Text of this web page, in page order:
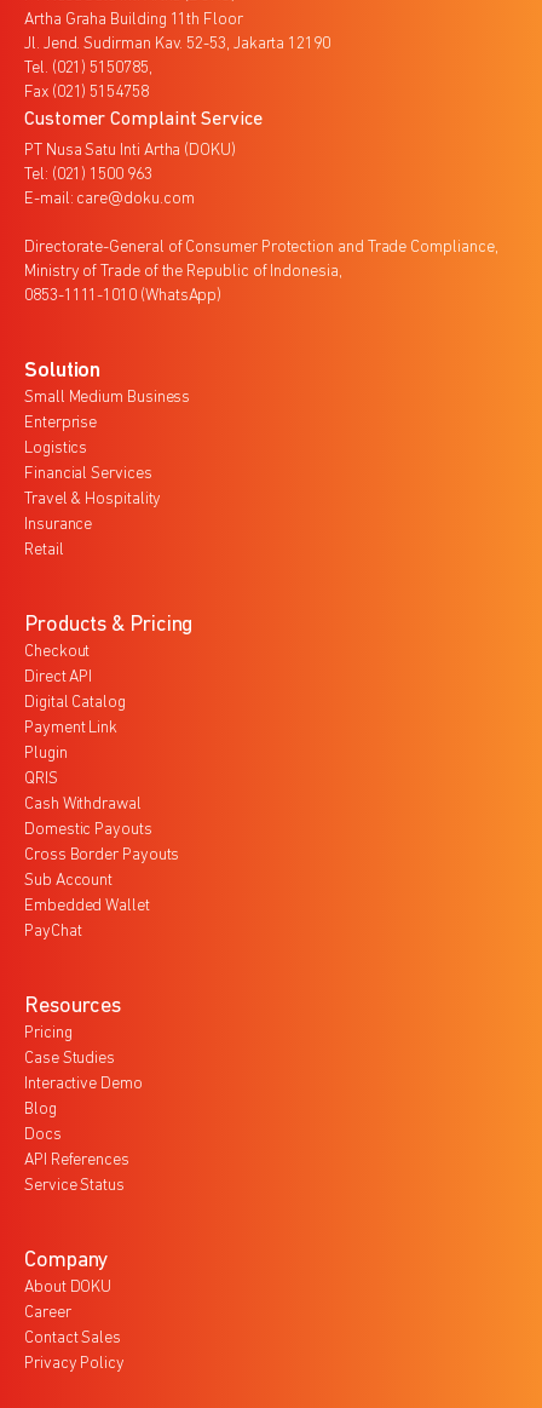
Artha Graha Building 11th Floor
Jl. Jend. Sudirman Kav. 52-53, Jakarta 12190
Tel. (021) 5150785,
Fax (021) 5154758
Customer Complaint Service
PT Nusa Satu Inti Artha (DOKU)
Tel: (021) 1500 963
E-mail: care@doku.com
Directorate-General of Consumer Protection and Trade Compliance,
Ministry of Trade of the Republic of Indonesia,
0853-1111-1010 (WhatsApp)
Solution
Small Medium Business
Enterprise
Logistics
Financial Services
Travel & Hospitality
Insurance
Retail
Products & Pricing
Checkout
Direct API
Digital Catalog
Payment Link
Plugin
QRIS
Cash Withdrawal
Domestic Payouts
Cross Border Payouts
Sub Account
Embedded Wallet
PayChat
Resources
Pricing
Case Studies
Interactive Demo
Blog
Docs
API References
Service Status
Company
About DOKU
Career
Contact Sales
Privacy Policy